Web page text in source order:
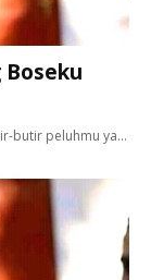
Boseku
butir peluhmu ya…